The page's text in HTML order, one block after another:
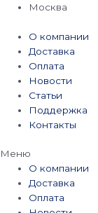
Перейти
содержимому
Москва
О компании
Доставка
Оплата
Новости
Статьи
Поддержка
Контакты
Меню
О компании
Доставка
Оплата